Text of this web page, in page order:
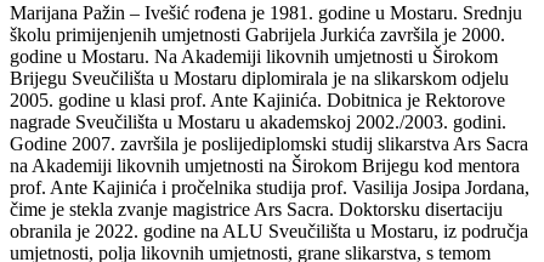
Marijana Pažin – Ivešić rođena je 1981. godine u Mostaru. Srednju
školu primijenjenih umjetnosti Gabrijela Jurkića završila je 2000.
godine u Mostaru. Na Akademiji likovnih umjetnosti u Širokom
Brijegu Sveučilišta u Mostaru diplomirala je na slikarskom odjelu
2005. godine u klasi prof. Ante Kajinića. Dobitnica je Rektorove
nagrade Sveučilišta u Mostaru u akademskoj 2002./2003. godini.
Godine 2007. završila je poslijediplomski studij slikarstva Ars Sacra
na Akademiji likovnih umjetnosti na Širokom Brijegu kod mentora
prof. Ante Kajinića i pročelnika studija prof. Vasilija Josipa Jordana,
čime je stekla zvanje magistrice Ars Sacra. Doktorsku disertaciju
obranila je 2022. godine na ALU Sveučilišta u Mostaru, iz područja
umjetnosti, polja likovnih umjetnosti, grane slikarstva, s temom